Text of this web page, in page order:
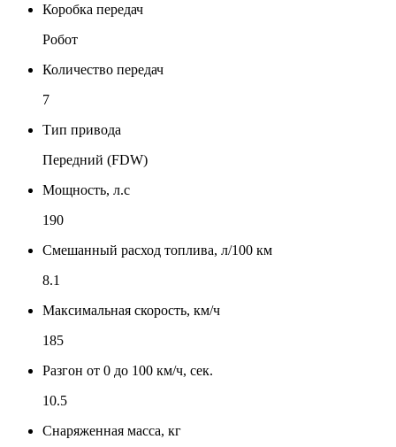
Коробка передач
Робот
Количество передач
7
Тип привода
Передний (FDW)
Мощность, л.с
190
Смешанный расход топлива, л/100 км
8.1
Максимальная скорость, км/ч
185
Разгон от 0 до 100 км/ч, сек.
10.5
Снаряженная масса, кг